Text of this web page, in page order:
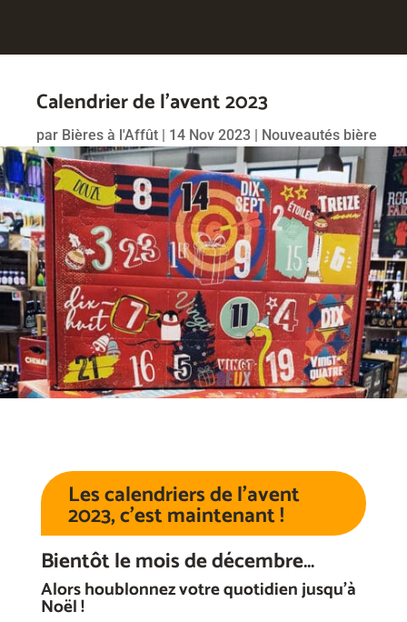
Calendrier de l’avent 2023
par Bières à l'Affût | 14 Nov 2023 | Nouveautés bière
Les calendriers de l’avent
2023, c’est maintenant !
Bientôt le mois de décembre…
Alors houblonnez votre quotidien jusqu’à
Noël !